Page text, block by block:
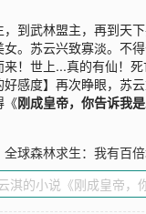
，到武林盟主，再到天
女。苏云兴致寡淡。不
来！世上...真的有仙！
好感度】再次睁眼，苏
《刚成皇帝，你告诉我
全球森林求生：我有百